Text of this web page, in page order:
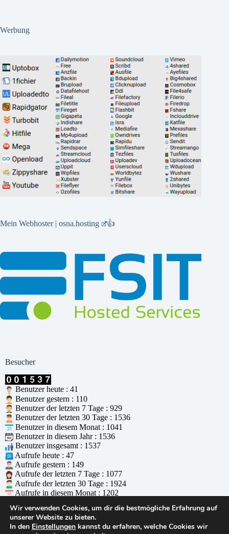
Werbung
Mein Webhoster | osna.hosting 👍
Besucher
Benutzer heute : 41
Benutzer gestern : 110
Benutzer der letzten 7 Tage : 929
Benutzer der letzten 30 Tage : 1536
Benutzer in diesem Monat : 1041
Benutzer in diesem Jahr : 1536
Benutzer insgesamt : 1537
Aufrufe heute : 47
Aufrufe gestern : 149
Aufrufe der letzten 7 Tage : 1077
Aufrufe der letzten 30 Tage : 1924
Aufrufe in diesem Monat : 1202
Aufrufe insgesamt : 1925
Wer ist online : 0
Unterstützt durchWPS Visitor Counter
Wir verwenden Cookies, um dir die bestmögliche Erfahrung auf
unserer Website zu bieten.
In den Einstellungen kannst du erfahren, welche Cookies wir